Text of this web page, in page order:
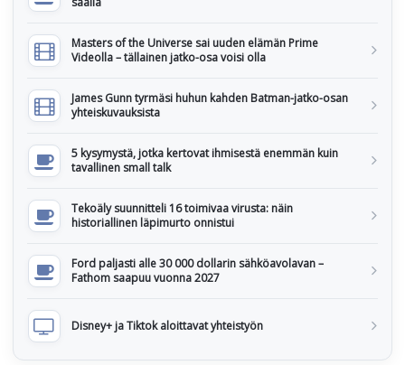
Masters of the Universe sai uuden elämän Prime
Videolla – tällainen jatko-osa voisi olla
James Gunn tyrmäsi huhun kahden Batman-jatko-osan
yhteiskuvauksista
5 kysymystä, jotka kertovat ihmisestä enemmän kuin
tavallinen small talk
Tekoäly suunnitteli 16 toimivaa virusta: näin
historiallinen läpimurto onnistui
Ford paljasti alle 30 000 dollarin sähköavolavan –
Fathom saapuu vuonna 2027
Disney+ ja Tiktok aloittavat yhteistyön